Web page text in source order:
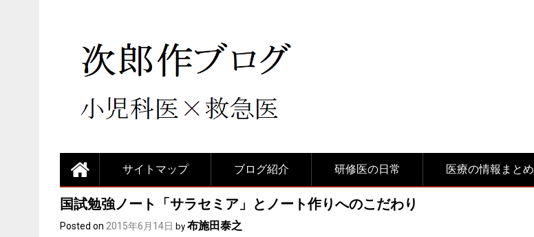
サイトマップ ブログ紹介 研修医の日常 医療の情報まとめ
国試勉強ノート「サラセミア」とノート作りへのこだわり
Posted on 2015年6月14日 by 布施田泰之